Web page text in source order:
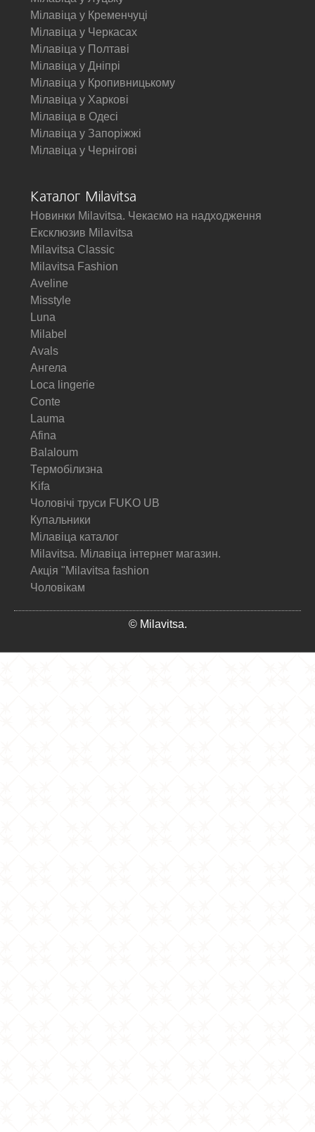
Мілавіца у Кременчуці
Мілавіца у Черкасах
Мілавіца у Полтаві
Мілавіца у Дніпрі
Мілавіца у Кропивницькому
Мілавіца у Харкові
Мілавіца в Одесі
Мілавіца у Запоріжжі
Мілавіца у Чернігові
Каталог Milavitsa
Новинки Milavitsa. Чекаємо на надходження
Ексклюзив Milavitsa
Milavitsa Classic
Milavitsa Fashion
Aveline
Misstyle
Luna
Milabel
Avals
Ангела
Loca lingerie
Conte
Lauma
Afina
Balaloum
Термобілизна
Kifa
Чоловічі труси FUKO UB
Купальники
Мілавіца каталог
Milavitsa. Мілавіца інтернет магазин.
Акція "Milavitsa fashion
Чоловікам
© Milavitsa.